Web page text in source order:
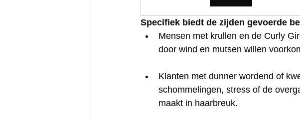
Specifiek biedt de zijden gevoerde
Mensen met krullen en de Curly
door wind en mutsen willen
Klanten met dunner wordend of
schommelingen, stress of de
maakt in haarbreuk.